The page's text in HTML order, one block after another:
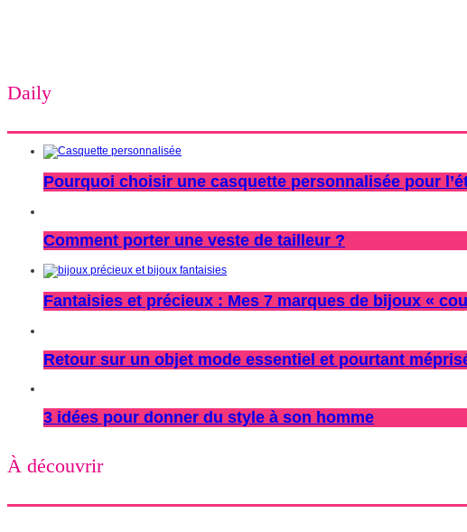
Daily
Pourquoi choisir une casquette personnalisée pour
Comment porter une veste de tailleur ?
Fantaisies et précieux : Mes 7 marques de bijoux «
Retour sur un objet mode essentiel et pourtant
3 idées pour donner du style à son homme
À découvrir